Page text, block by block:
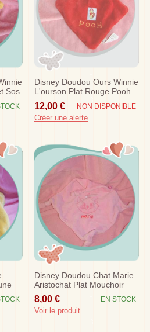
Sos
Disney Doudou Ours Winnie
L'ourson Plat Rouge Pooh
Sos
12,00 € NON DISPONIBLE
Créer une alerte
Disney Doudou Chat Marie
Aristochat Plat Mouchoir
Rose Sos
8,00 € EN STOCK
Voir le produit